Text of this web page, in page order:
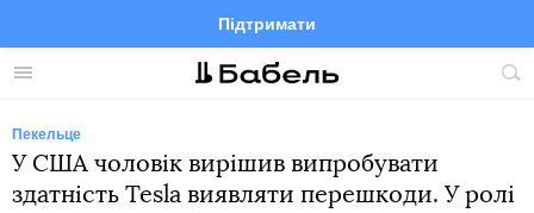
Меню
Підтримати
FacebookTelegramTwitter
Пекельце
У США чоловік вирішив випробувати
здатність Tesla виявляти перешкоди. У ролі